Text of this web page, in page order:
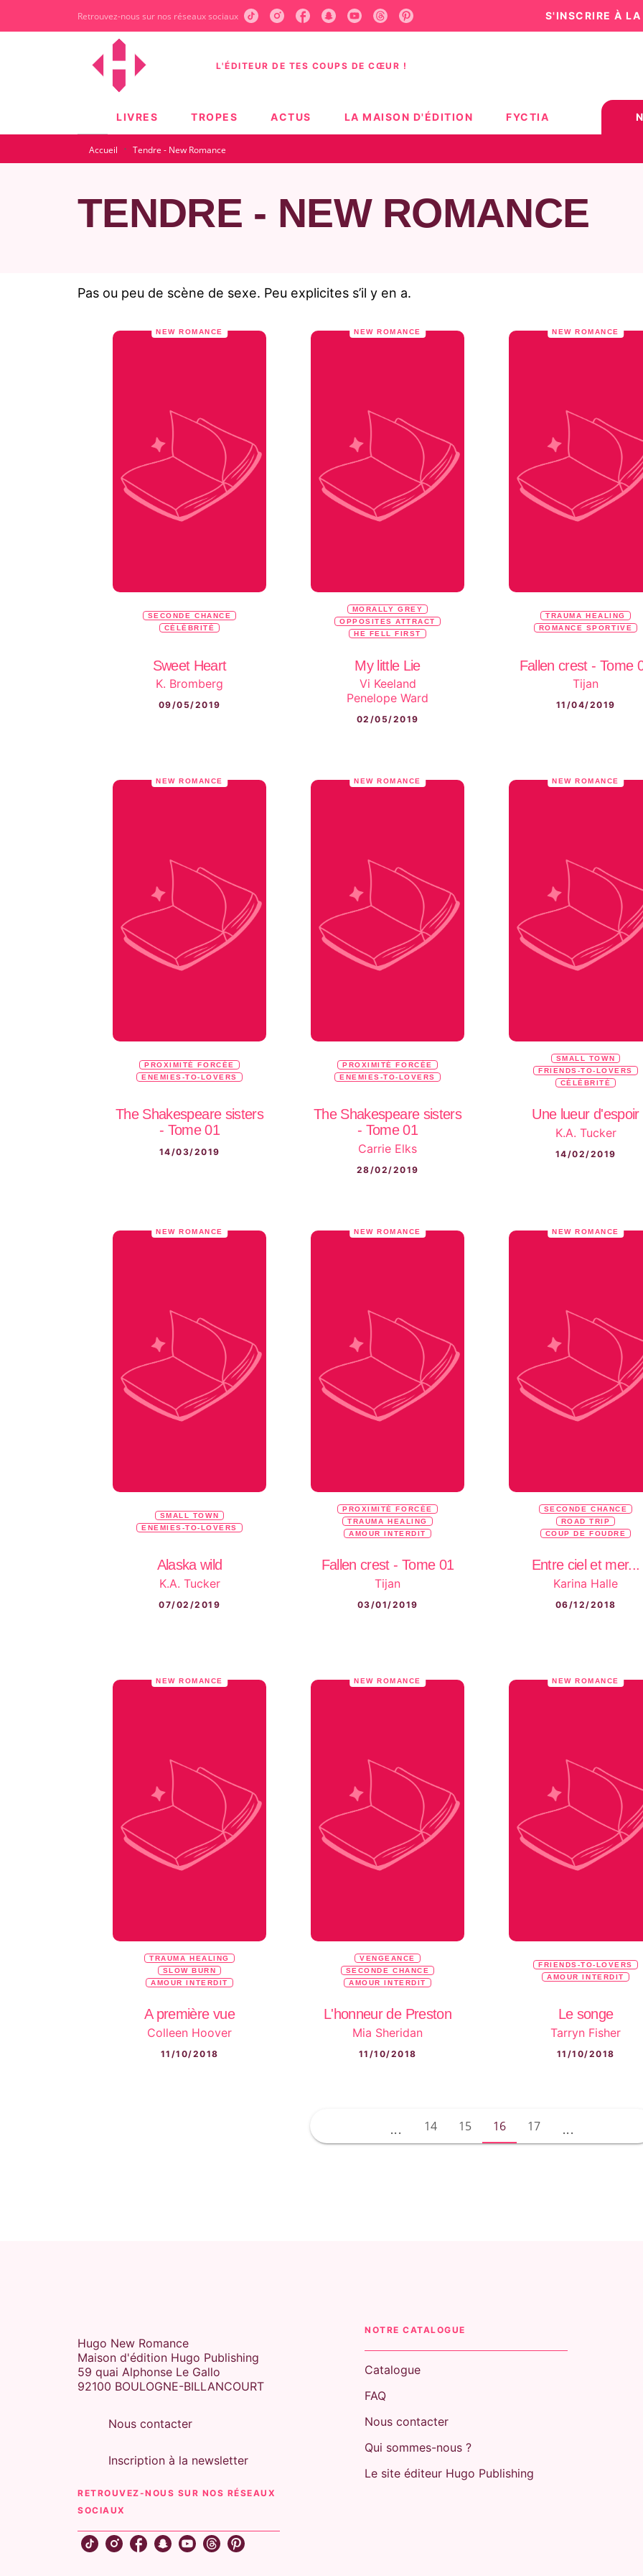
CONTENU PIED DE PAGE
Retrouvez-nous sur nos réseaux sociaux S'INSCRIRE À
L'ÉDITEUR DE TES COUPS DE CŒUR !
LIVRES TROPES ACTUS LA MAISON D'ÉDITION FYCTIA
Accueil · Tendre - New Romance
TENDRE - NEW ROMANCE
Pas ou peu de scène de sexe. Peu explicites s’il y en a.
NEW ROMANCE
SECONDE CHANCE
CÉLÉBRITÉ
Sweet Heart
K. Bromberg
09/05/2019
NEW ROMANCE
MORALLY GREY
OPPOSITES ATTRACT
HE FELL FIRST
My little Lie
Vi Keeland
Penelope Ward
02/05/2019
NEW ROMANCE
TRAUMA HEALING
ROMANCE SPORTIVE
Fallen crest - Tome
Tijan
11/04/2019
NEW ROMANCE
PROXIMITÉ FORCÉE
ENEMIES-TO-LOVERS
The Shakespeare sisters
- Tome 01
14/03/2019
NEW ROMANCE
PROXIMITÉ FORCÉE
ENEMIES-TO-LOVERS
The Shakespeare sisters
- Tome 01
Carrie Elks
28/02/2019
NEW ROMANCE
SMALL TOWN
FRIENDS-TO-LOVERS
CÉLÉBRITÉ
Une lueur d'espoir
K.A. Tucker
14/02/2019
NEW ROMANCE
SMALL TOWN
ENEMIES-TO-LOVERS
Alaska wild
K.A. Tucker
07/02/2019
NEW ROMANCE
PROXIMITÉ FORCÉE
TRAUMA HEALING
AMOUR INTERDIT
Fallen crest - Tome 01
Tijan
03/01/2019
NEW ROMANCE
SECONDE CHANCE
ROAD TRIP
COUP DE FOUDRE
Entre ciel et mer...
Karina Halle
06/12/2018
NEW ROMANCE
TRAUMA HEALING
SLOW BURN
AMOUR INTERDIT
A première vue
Colleen Hoover
11/10/2018
NEW ROMANCE
VENGEANCE
SECONDE CHANCE
AMOUR INTERDIT
L'honneur de Preston
Mia Sheridan
11/10/2018
NEW ROMANCE
FRIENDS-TO-LOVERS
AMOUR INTERDIT
Le songe
Tarryn Fisher
11/10/2018
... 14 15 16 17 ...
Hugo New Romance
Maison d'édition Hugo Publishing
59 quai Alphonse Le Gallo
92100 BOULOGNE-BILLANCOURT
Nous contacter
Inscription à la newsletter
RETROUVEZ-NOUS SUR NOS RÉSEAUX
SOCIAUX
NOTRE CATALOGUE
Catalogue
FAQ
Nous contacter
Qui sommes-nous ?
Le site éditeur Hugo Publishing